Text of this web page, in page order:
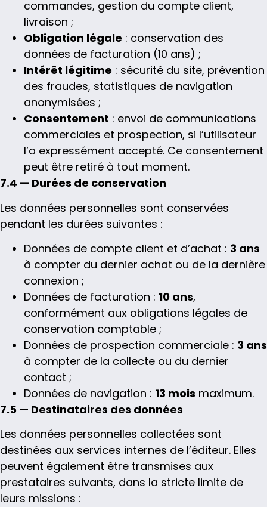
commandes, gestion du compte client,
livraison ;
Obligation légale : conservation des
données de facturation (10 ans) ;
Intérêt légitime : sécurité du site, prévention
des fraudes, statistiques de navigation
anonymisées ;
Consentement : envoi de communications
commerciales et prospection, si l’utilisateur
l’a expressément accepté. Ce consentement
peut être retiré à tout moment.
7.4 — Durées de conservation
Les données personnelles sont conservées
pendant les durées suivantes :
Données de compte client et d’achat : 3 ans
à compter du dernier achat ou de la dernière
connexion ;
Données de facturation : 10 ans,
conformément aux obligations légales de
conservation comptable ;
Données de prospection commerciale : 3 ans
à compter de la collecte ou du dernier
contact ;
Données de navigation : 13 mois maximum.
7.5 — Destinataires des données
Les données personnelles collectées sont
destinées aux services internes de l’éditeur. Elles
peuvent également être transmises aux
prestataires suivants, dans la stricte limite de
leurs missions :